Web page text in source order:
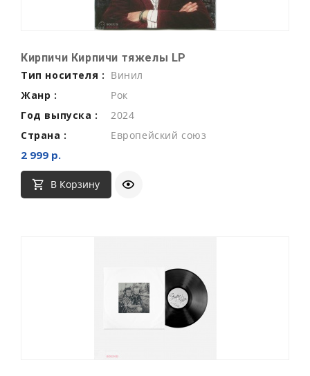
Кирпичи Кирпичи тяжелы LP
Тип носителя : Винил
Жанр :
Рок
Год выпуска :
2024
Страна :
Европейский союз
2 999 р.
В Корзину